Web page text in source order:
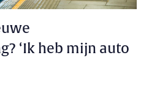
‘Ik heb mijn auto